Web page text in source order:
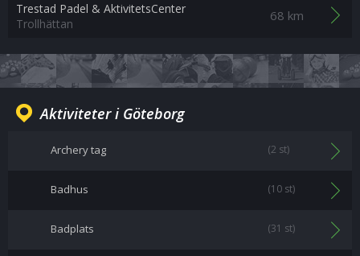
Trestad Padel & AktivitetsCenter
Trollhättan
68 km
Aktiviteter i Göteborg
Archery tag (2 st)
Badhus (10 st)
Badplats (31 st)